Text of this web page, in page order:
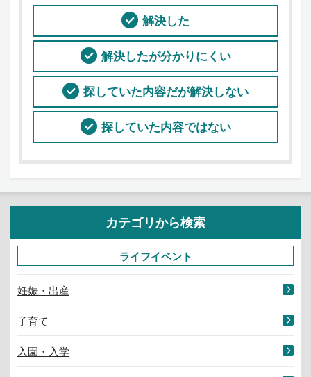
解決した
解決したが分かりにくい
探していた内容だが解決しない
探していた内容ではない
カテゴリから検索
ライフイベント
妊娠・出産
子育て
入園・入学